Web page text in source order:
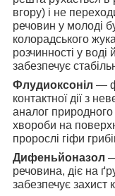
вгору) і не
речовин у молоді
колорадського
розчинності у воді
забезпечує
Флудиоксоніл —
контактної дії з
аналог природного
хвороби на
пророслі гіфи
Дифеньйоназол
речовина, діє на
забезпечує захист